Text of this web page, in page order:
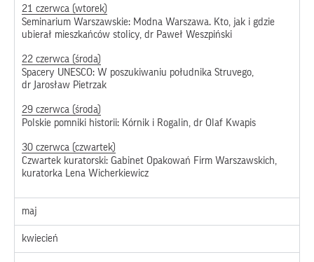
21 czerwca (wtorek)
Seminarium Warszawskie: Modna Warszawa. Kto, jak i gdzie
ubierał mieszkańców stolicy, dr Paweł Weszpiński
22 czerwca (środa)
Spacery UNESCO: W poszukiwaniu południka Struvego,
dr Jarosław Pietrzak
29 czerwca (środa)
Polskie pomniki historii: Kórnik i Rogalin, dr Olaf Kwapis
30 czerwca (czwartek)
Czwartek kuratorski: Gabinet Opakowań Firm Warszawskich,
kuratorka Lena Wicherkiewicz
maj
kwiecień